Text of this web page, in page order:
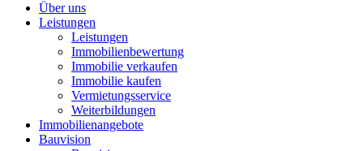
Über uns
Leistungen
Leistungen
Immobilienbewertung
Immobilie verkaufen
Immobilie kaufen
Vermietungsservice
Weiterbildungen
Immobilienangebote
Bauvision